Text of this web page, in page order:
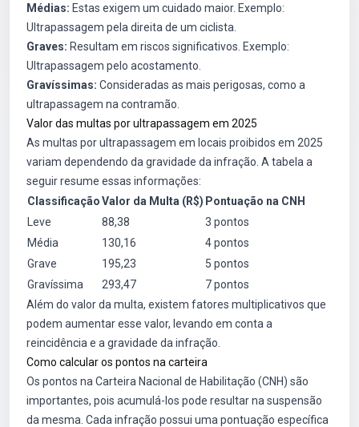
Médias: Estas exigem um cuidado maior. Exemplo:
Ultrapassagem pela direita de um ciclista.
Graves: Resultam em riscos significativos. Exemplo:
Ultrapassagem pelo acostamento.
Gravíssimas: Consideradas as mais perigosas, como a
ultrapassagem na contramão.
Valor das multas por ultrapassagem em 2025
As multas por ultrapassagem em locais proibidos em 2025
variam dependendo da gravidade da infração. A tabela a
seguir resume essas informações:
ClassificaçãoValor da Multa (R$) Pontuação na CNH
Leve
88,38
3 pontos
Média
130,16
4 pontos
Grave
195,23
5 pontos
Gravíssima
293,47
7 pontos
Além do valor da multa, existem fatores multiplicativos que
podem aumentar esse valor, levando em conta a
reincidência e a gravidade da infração.
Como calcular os pontos na carteira
Os pontos na Carteira Nacional de Habilitação (CNH) são
importantes, pois acumulá-los pode resultar na suspensão
da mesma. Cada infração possui uma pontuação específica